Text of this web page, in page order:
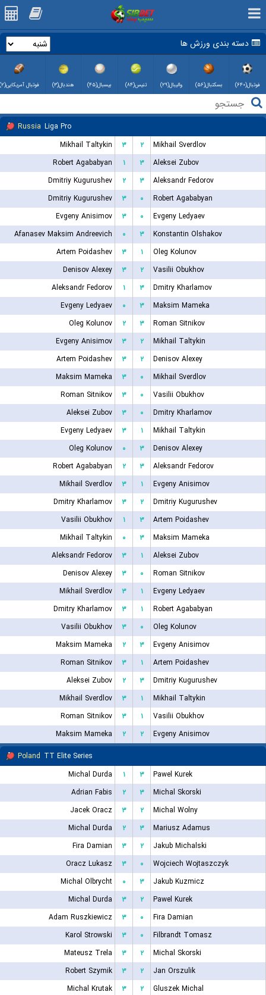
دسته بندی ورزش ها
فوتبال(۶۴۰) بسکتبال(۵۶) والیبال(۲۹) تنیس(۸۴) بیسبال(۴۵) هندبال(۳) فوتبال آمریکایی(۲)
Russia Liga Pro
Mikhail Taltykin
۳ ۲
Mikhail Sverdlov
Robert Agababyan
۱ ۳
Aleksei Zubov
Dmitriy Kugurushev
۲ ۳
Aleksandr Fedorov
Dmitriy Kugurushev
۳ ۰
Robert Agababyan
Evgeny Anisimov
۳ ۰
Evgeny Ledyaev
Afanasev Maksim Andreevich
۰ ۳
Konstantin Olshakov
Artem Poidashev
۳ ۱
Oleg Kolunov
Denisov Alexey
۳ ۲
Vasilii Obukhov
Aleksandr Fedorov
۱ ۳
Dmitry Kharlamov
Evgeny Ledyaev
۰ ۳
Maksim Mameka
Oleg Kolunov
۲ ۳
Roman Sitnikov
Evgeny Anisimov
۳ ۲
Mikhail Taltykin
Artem Poidashev
۳ ۲
Denisov Alexey
Maksim Mameka
۳ ۰
Mikhail Sverdlov
Roman Sitnikov
۳ ۰
Vasilii Obukhov
Aleksei Zubov
۳ ۰
Dmitry Kharlamov
Evgeny Ledyaev
۳ ۱
Mikhail Taltykin
Oleg Kolunov
۰ ۳
Denisov Alexey
Robert Agababyan
۲ ۳
Aleksandr Fedorov
Mikhail Sverdlov
۳ ۱
Evgeny Anisimov
Dmitry Kharlamov
۳ ۲
Dmitriy Kugurushev
Vasilii Obukhov
۱ ۳
Artem Poidashev
Mikhail Taltykin
۰ ۳
Maksim Mameka
Aleksandr Fedorov
۳ ۱
Aleksei Zubov
Denisov Alexey
۳ ۰
Roman Sitnikov
Mikhail Sverdlov
۳ ۱
Evgeny Ledyaev
Dmitry Kharlamov
۳ ۱
Robert Agababyan
Vasilii Obukhov
۳ ۰
Oleg Kolunov
Maksim Mameka
۲ ۳
Evgeny Anisimov
Roman Sitnikov
۳ ۱
Artem Poidashev
Aleksei Zubov
۲ ۳
Dmitriy Kugurushev
Mikhail Sverdlov
۳ ۱
Mikhail Taltykin
Roman Sitnikov
۳ ۱
Vasilii Obukhov
Maksim Mameka
۲ ۲
Evgeny Anisimov
Poland TT Elite Series
Michal Durda
۱ ۳
Pawel Kurek
Adrian Fabis
۲ ۳
Michal Skorski
Jacek Oracz
۳ ۲
Michal Wolny
Michal Durda
۲ ۳
Mariusz Adamus
Fira Damian
۳ ۲
Jakub Michalski
Oracz Lukasz
۳ ۰
Wojciech Wojtaszczyk
Michal Olbrycht
۰ ۳
Jakub Kuzmicz
Michal Durda
۳ ۲
Pawel Kurek
Adam Ruszkiewicz
۳ ۰
Fira Damian
Karol Strowski
۳ ۰
Filbrandt Tomasz
Mateusz Trela
۳ ۲
Michal Skorski
Robert Szymik
۳ ۲
Jan Orszulik
Michal Krutak
۳ ۲
Gluszek Michal